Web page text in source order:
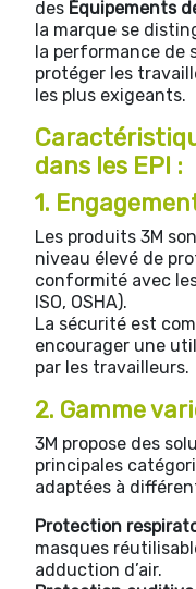
des Équipements
la marque se
la performance de
protéger les
les plus exigeants.
dans les EPI :
1.
Les produits 3M
niveau élevé de
conformité avec
ISO, OSHA).
La sécurité est
encourager une
par les travailleurs.
2. Gamme
3M propose des
principales
adaptées à
Protection
masques
adduction d’air.